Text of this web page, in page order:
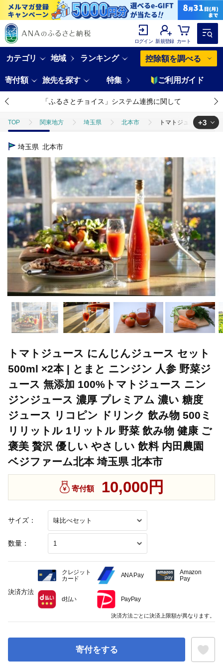
ログイン 新規登録 カート
カテゴリ 地域 ランキング 控除額を調べる
寄付額 旅先を探す 特集 ご利用ガイド
「ふるさとチョイス」システム連携に関して
TOP 関東地方 埼玉県 北本市 トマトジュース にん
TOP
TOP 野菜 ほかの野菜 トマトジュース にんじんジュース
TOP 飲料（酒以外） ソフトドリンク ジュース トマ
+3
埼玉県 北本市
トマトジュース にんじんジュース セット
500ml ×2本 | とまと ニンジン 人参 野菜ジ
ュース 無添加 100%トマトジュース ニン
ジンジュース 濃厚 プレミアム 濃い 糖度
ジュース リコピン ドリンク 飲み物 500ミ
リリットル 1リットル 野菜 飲み物 健康 ご
褒美 贅沢 優しい やさしい 飲料 内田農園
ベジファーム北本 埼玉県 北本市
サイズ：
数量：
寄付額 10,000円
寄付をする
決済方法
クレジット
カード
ANA Pay
Amazon
Pay
d払い PayPay
決済方法ごとに決済上限額が異なります。